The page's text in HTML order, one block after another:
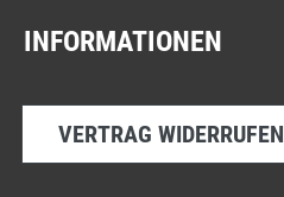
INFORMATIONEN
VERTRAG WIDERRUFEN